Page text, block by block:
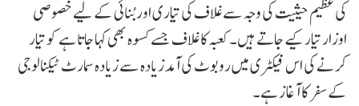
کی عظیم حیثیت کی وجہ سے غلاف کی تیاری اور بُنائی کے لیے خصوصی
اوزار تیار کیے جاتے ہیں۔ کعبہ کا غلاف جسے کسوہ بھی کہا جاتا ہے کو تیار
کرنے کی اس فیکٹری میں روبوٹ کی آمد زیادہ سے زیادہ سمارٹ ٹیکنالوجی
کے سفر کا آغاز ہے۔